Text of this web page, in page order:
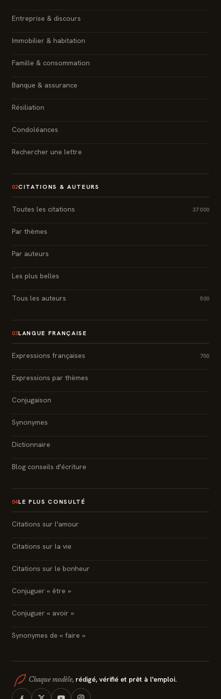
Entreprise & discours
Immobilier & habitation
Famille & consommation
Banque & assurance
Résiliation
Condoléances
Rechercher une lettre
02CITATIONS & AUTEURS
Toutes les citations 37 000
Par thèmes
Par auteurs
Les plus belles
Tous les auteurs 500
03LANGUE FRANÇAISE
Expressions françaises 700
Expressions par thèmes
Conjugaison
Synonymes
Dictionnaire
Blog conseils d'écriture
04LE PLUS CONSULTÉ
Citations sur l'amour
Citations sur la vie
Citations sur le bonheur
Conjuguer « être »
Conjuguer « avoir »
Synonymes de « faire »
Chaque modèle, rédigé, vérifié et prêt à l'emploi.